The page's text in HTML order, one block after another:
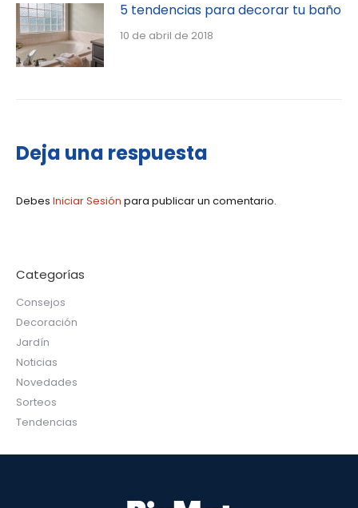
5 tendencias para decorar tu baño
10 de abril de 2018
Deja una respuesta
Debes Iniciar Sesión para publicar un comentario.
Categorías
Consejos
Decoración
Jardín
Noticias
Novedades
Sorteos
Tendencias